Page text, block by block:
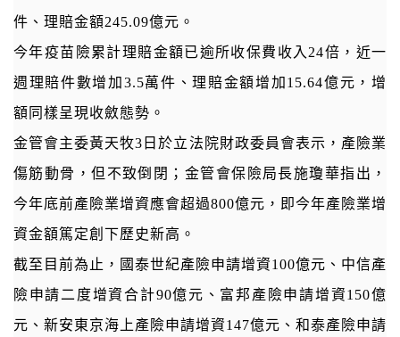
件、理賠金額245.09億元。
今年疫苗險累計理賠金額已逾所收保費收入24倍，近一
週理賠件數增加3.5萬件、理賠金額增加15.64億元，增
額同樣呈現收斂態勢。
金管會主委黃天牧3日於立法院財政委員會表示，產險業
傷筋動骨，但不致倒閉；金管會保險局長施瓊華指出，
今年底前產險業增資應會超過800億元，即今年產險業增
資金額篤定創下歷史新高。
截至目前為止，國泰世紀產險申請增資100億元、中信產
險申請二度增資合計90億元、富邦產險申請增資150億
元、新安東京海上產險申請增資147億元、和泰產險申請